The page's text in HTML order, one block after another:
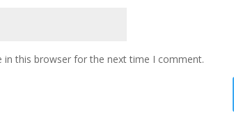
in this browser for the next time I comment.